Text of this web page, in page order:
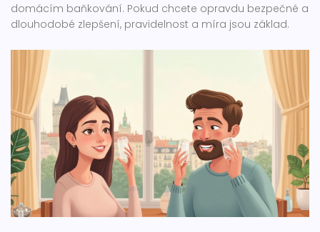
domácím baňkování. Pokud chcete opravdu bezpečné a
dlouhodobé zlepšení, pravidelnost a míra jsou základ.